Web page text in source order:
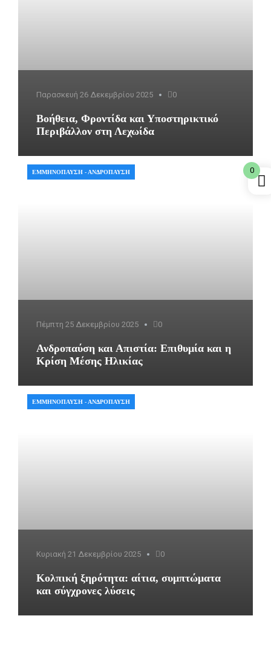
Παρασκευή 26 Δεκεμβρίου 2025 0
Βοήθεια, Φροντίδα και Υποστηρικτικό
Περιβάλλον στη Λεχωίδα
Πέμπτη 25 Δεκεμβρίου 2025 0
Ανδροπαύση και Απιστία: Επιθυμία και η
Κρίση Μέσης Ηλικίας
ΕΜΜΗΝΌΠΑΥΣΗ - ΑΝΔΡΌΠΑΥΣΗ
Κυριακή 21 Δεκεμβρίου 2025 0
Κολπική ξηρότητα: αίτια, συμπτώματα
και σύγχρονες λύσεις
ΕΜΜΗΝΌΠΑΥΣΗ - ΑΝΔΡΌΠΑΥΣΗ
0